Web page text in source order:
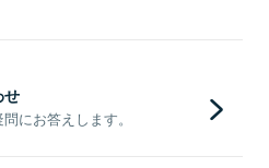
せ
にお答えします。